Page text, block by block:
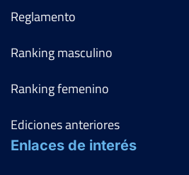
Reglamento
Ranking masculino
Ranking femenino
Ediciones anteriores
Enlaces de interés